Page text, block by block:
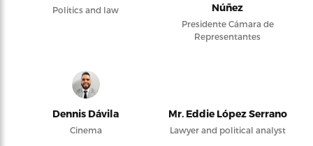
Politics and law
Núñez
Presidente Cámara de
Representantes
Dennis Dávila
Cinema
Mr. Eddie López Serrano
Lawyer and political analyst